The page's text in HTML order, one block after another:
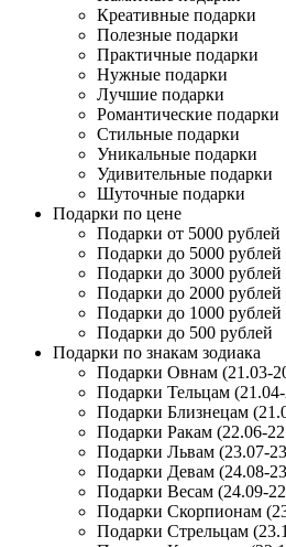
Креативные подарки
Полезные подарки
Практичные подарки
Нужные подарки
Лучшие подарки
Романтические подарки
Стильные подарки
Уникальные подарки
Удивительные подарки
Шуточные подарки
Подарки по цене
Подарки от 5000 рублей
Подарки до 5000 рублей
Подарки до 3000 рублей
Подарки до 2000 рублей
Подарки до 1000 рублей
Подарки до 500 рублей
Подарки по знакам зодиака
Подарки Овнам (21.03-
Подарки Тельцам
Подарки Близнецам
Подарки Ракам (22.06-
Подарки Львам (23.07-
Подарки Девам (24.08-
Подарки Весам (24.09-
Подарки Скорпионам
Подарки Стрельцам